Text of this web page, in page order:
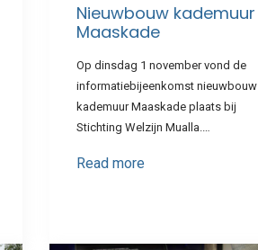
Nieuwbouw kademuur
Maaskade
Op dinsdag 1 november vond de
informatiebijeenkomst nieuwbouw
kademuur Maaskade plaats bij
Stichting Welzijn Mualla.…
Read more